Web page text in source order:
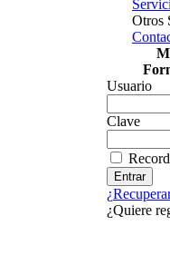
Otros
Usuario
Clave
¿Quiere